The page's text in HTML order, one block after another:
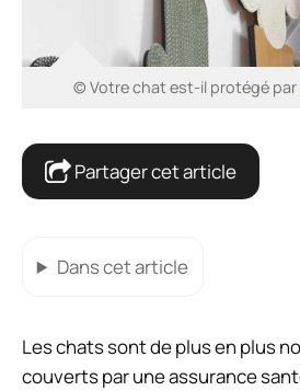
© Votre chat est-il protégé par
Partager cet article
Dans cet article
Les chats sont de plus en plus
couverts par une assurance